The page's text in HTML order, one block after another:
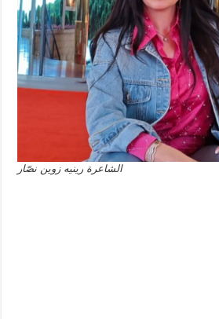
الشاعرة رينيه زوين نصّار